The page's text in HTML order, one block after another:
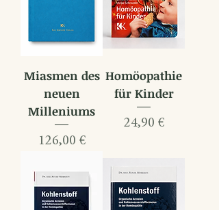
Miasmen des
neuen
Milleniums
Preis
126,00 €
Homöopathie
für Kinder
Preis
24,90 €